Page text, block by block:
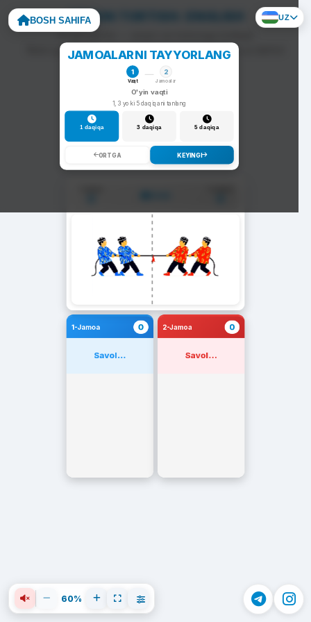
BOSH SAHIFA UZ
ARQON TORTISH: ENGLISH
To'g'ri javob — arqon siz tomonga tortiladi.
Noto'g'ri javob — arqon raqib tomonga siljiydi va darhol
yangi savol chiqadi.
JAMOALARNI TAYYORLANG
1
Vaqt
2
Jamoalar
O'yin vaqti
1, 3 yoki 5 daqiqani tanlang
1 daqiqa 3 daqiqa 5 daqiqa
ORTGA KEYINGI
1-Jamoa 0
Savol...
2-Jamoa 0
Savol...
60%